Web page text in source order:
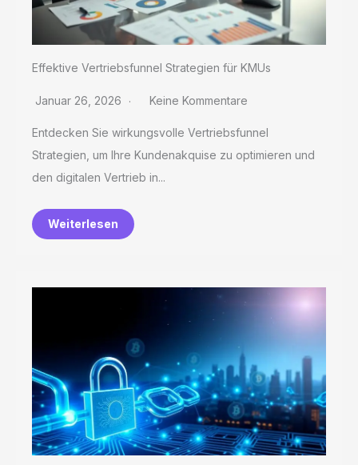
Effektive Vertriebsfunnel Strategien für KMUs
Januar 26, 2026 Keine Kommentare
Entdecken Sie wirkungsvolle Vertriebsfunnel
Strategien, um Ihre Kundenakquise zu optimieren und
den digitalen Vertrieb in...
Weiterlesen